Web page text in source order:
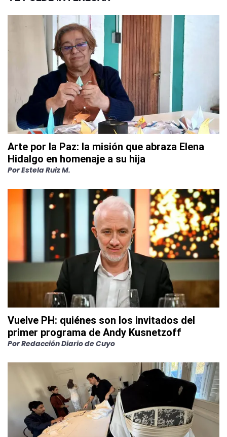
Arte por la Paz: la misión que abraza Elena
Hidalgo en homenaje a su hija
PorEstela Ruiz M.
Vuelve PH: quiénes son los invitados del
primer programa de Andy Kusnetzoff
PorRedacción Diario de Cuyo